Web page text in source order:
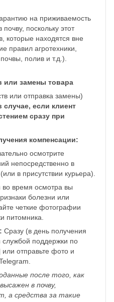
на приживаемость
поскольку этот
которые находятся вне
правил агротехники,
полив и т.д.).
или замены товара
или отправка замены)
случае, если клиент
сразу при
компенсации:
осмотрите
непосредственно в
в присутствии курьера).
во время осмотра вы
болезни или
четкие фотографии
питомника.
Сразу (в день получения
службой поддержки по
отправьте фото и
после того, как
в почву,
а средства за такие